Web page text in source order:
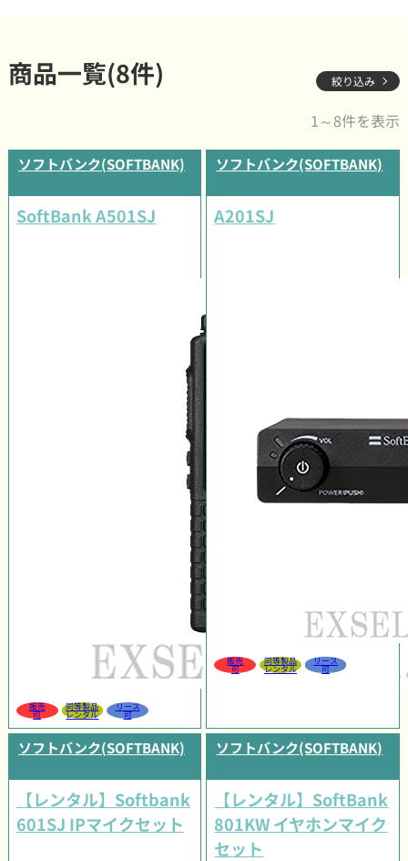
商品一覧(8件) 絞り込み
1～8件を表示
ソフトバンク(SOFTBANK)
SoftBank A501SJ
販売
可
同等製品
レンタル
リース
可
ソフトバンク(SOFTBANK)
A201SJ
販売
可
同等製品
レンタル
リース
可
ソフトバンク(SOFTBANK)
【レンタル】Softbank
601SJ IPマイクセット
ソフトバンク(SOFTBANK)
【レンタル】SoftBank
801KW イヤホンマイク
セット